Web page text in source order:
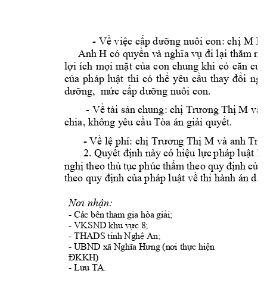
- Về việc cấp dưỡng nuôi con: chị M
Anh H có quyền và nghĩa vụ đi lại thăm
lợi ích mọi mặt của con chung khi có căn cứ
của pháp luật thì có thể yêu cầu thay đổi
dưỡng,  mức cấp dưỡng nuôi con.
- Về tài sản chung: chị Trương Thị M và
chia, không yêu cầu Tòa án giải quyết.
- Về lệ phí: chị Trương Thị M và anh
2. Quyết định này có hiệu lực pháp luật
nghị theo thủ tục phúc thẩm theo quy định của
theo quy định của pháp luật về thi hành án
Nơi nhận:
- Các bên tham gia hòa giải;
- VKSND khu vực 8;
- THADS tỉnh Nghệ An;
- UBND xã Nghĩa Hưng (nơi thực hiện
ĐKKH)
- Lưu TA.